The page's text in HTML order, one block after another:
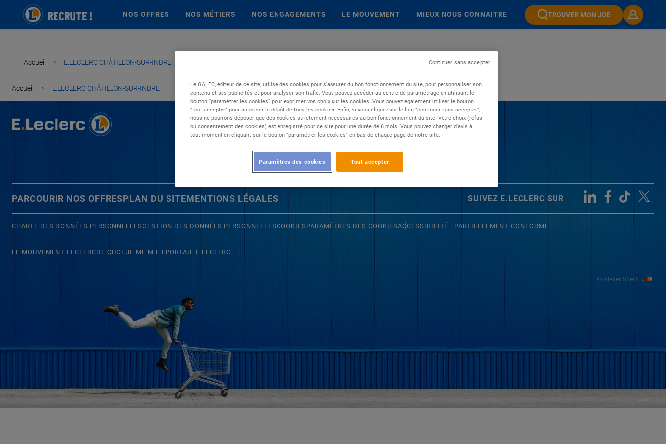
NOS OFFRES NOS MÉTIERS NOS ENGAGEMENTS LE MOUVEMENT MIEUX NOUS CONNAITRE TROUVER MON JOB
Accueil › E.LECLERC CHÂTILLON-SUR-INDRE
Accueil › E.LECLERC CHÂTILLON-SUR-INDRE
PARCOURIR NOS OFFRESPLAN DU SITEMENTIONS LÉGALES SUIVEZ E.LECLERC SUR
CHARTE DES DONNÉES PERSONNELLESGESTION DES DONNÉES PERSONNELLESCOOKIES PARAMÈTRES DES COOKIESACCESSIBILITÉ : PARTIELLEMENT CONFORME
LE MOUVEMENT LECLERCDE QUOI JE ME M.E.LPORTAIL E.LECLERC
Le GALEC, éditeur de ce site, utilise des cookies pour s'assurer du bon fonctionnement du site, pour personnaliser son
contenu et ses publicités et pour analyser son trafic. Vous pouvez accéder au centre de paramétrage en utilisant le
bouton “paramétrer les cookies” pour exprimer vos choix sur les cookies. Vous pouvez également utiliser le bouton
"tout accepter" pour autoriser le dépôt de tous les cookies. Enfin, si vous cliquez sur le lien "continuer sans accepter",
nous ne pourrons déposer que des cookies strictement nécessaires au bon fonctionnement du site. Votre choix (refus
ou consentement des cookies) est enregistré pour ce site pour une durée de 6 mois. Vous pouvez changer d'avis à
tout moment en cliquant sur le bouton "paramétrer les cookies" en bas de chaque page de notre site.
Tout accepter
Paramètres des cookies
Continuer sans accepter